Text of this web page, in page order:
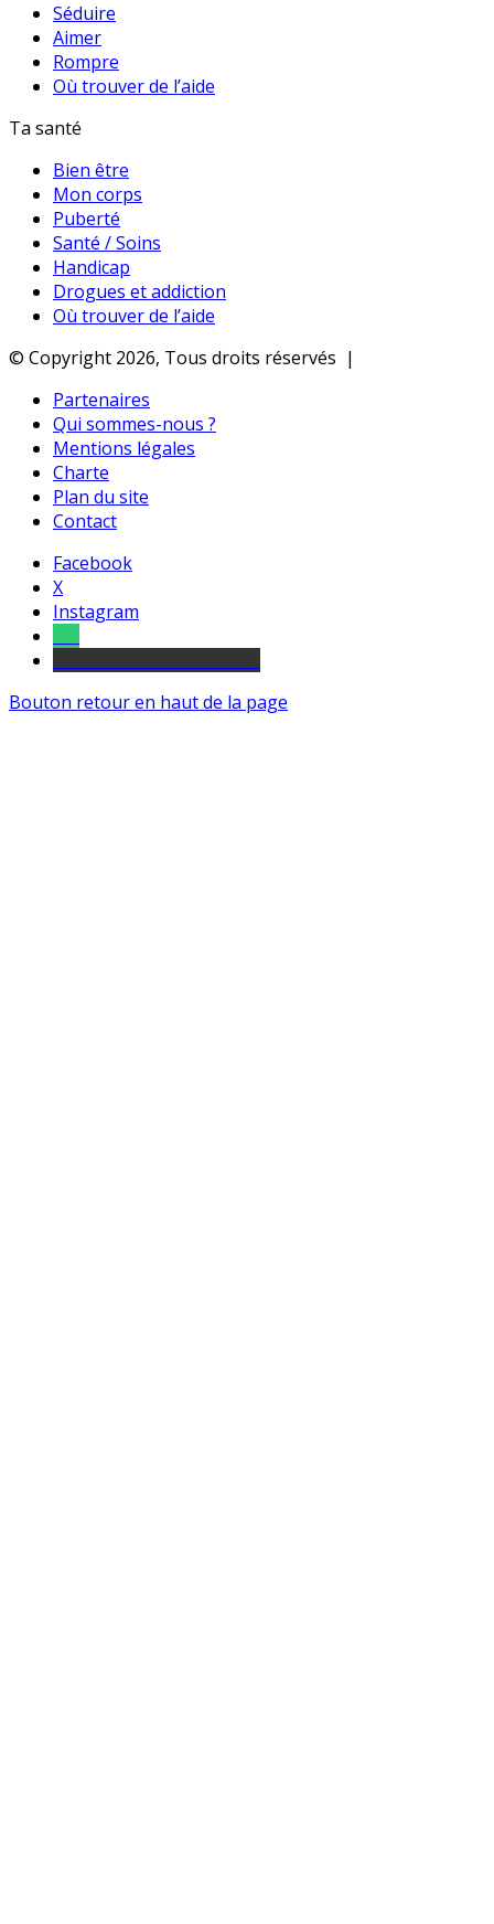
Séduire
Aimer
Rompre
Où trouver de l’aide
Ta santé
Bien être
Mon corps
Puberté
Santé / Soins
Handicap
Drogues et addiction
Où trouver de l’aide
© Copyright 2026, Tous droits réservés |
Partenaires
Qui sommes-nous ?
Mentions légales
Charte
Plan du site
Contact
Facebook
X
Instagram
Bouton retour en haut de la page